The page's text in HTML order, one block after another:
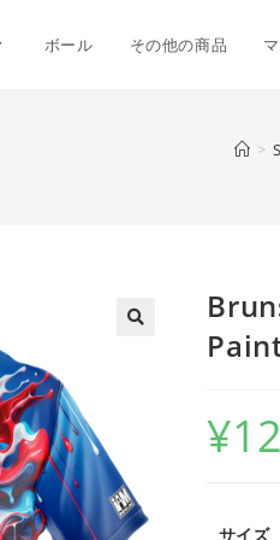
ボール その他の商品
>
¥
サイズ